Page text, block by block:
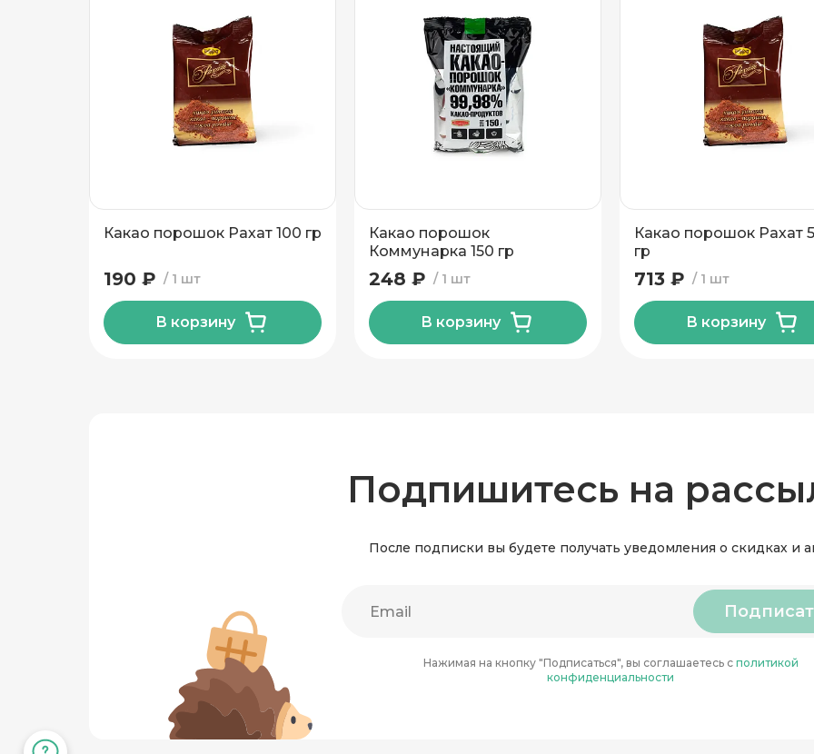
Какао порошок Рахат 100 гр
1 шт
190 ₽
В корзину
Какао порошок
Коммунарка 150 гр
1 шт
248 ₽
В корзину
Какао порошок Рахат
гр
1 шт
713 ₽
В корзину
Подпишитесь на
После подписки вы будете получать уведомления о скидках и
Нажимая на кнопку "Подписаться", вы соглашаетесь с политикой
конфиденциальности